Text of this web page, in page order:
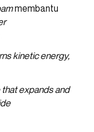
membantu
kinetic energy,
expands and